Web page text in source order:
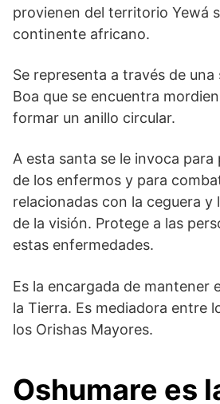
provienen del territorio Yewá
continente africano.
Se representa a través de
Boa que se encuentra
formar un anillo circular.
A esta santa se le invoca para
de los enfermos y para
relacionadas con la ceguera y
de la visión. Protege a las
estas enfermedades.
Es la encargada de mantener
la Tierra. Es mediadora entre
los Orishas Mayores.
Oshumare es